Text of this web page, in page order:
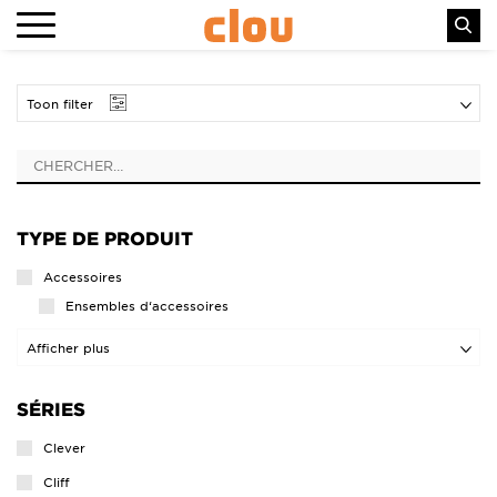
Toon filter
TYPE DE PRODUIT
Accessoires
Ensembles d‘accessoires
Porte-rouleaux
Porte-rouleaux réservees
Baignoires
Afficher plus
SÉRIES
Clever
Cliff